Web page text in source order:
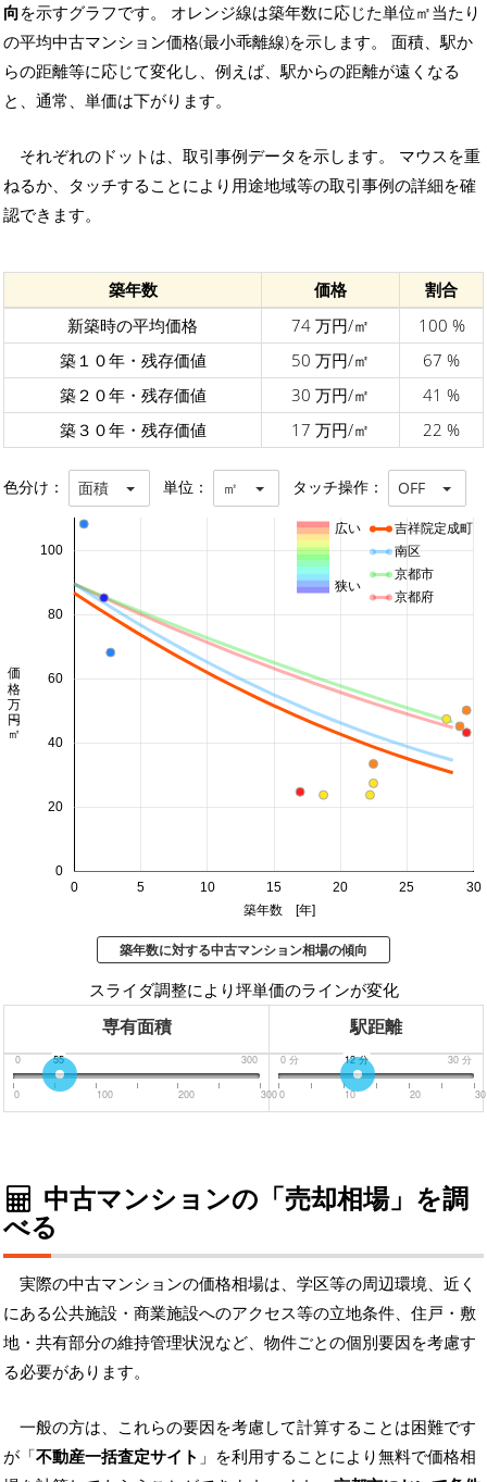
向を示すグラフです。 オレンジ線は築年数に応じた単位㎡当たり
の平均中古マンション価格(最小乖離線)を示します。 面積、駅か
らの距離等に応じて変化し、例えば、駅からの距離が遠くなる
と、通常、単価は下がります。
それぞれのドットは、取引事例データを示します。 マウスを重
ねるか、タッチすることにより用途地域等の取引事例の詳細を確
認できます。
築年数 価格
割合
新築時の平均価格
74 万円/㎡
100 %
築１０年・残存価値
50 万円/㎡
67 %
築２０年・残存価値
30 万円/㎡
41 %
築３０年・残存価値
17 万円/㎡ 22 %
色分け： 面積 単位： ㎡ タッチ操作： OFF
0 5 10 15 20 25 30
0
20
40
60
80
100
築年数 [年]
価格 万円/㎡
吉祥院定成町
南区
京都市
京都府
広い
狭い
築年数に対する中古マンション相場の傾向
スライダ調整により坪単価のラインが変化
専有面積 駅距離
0 300
55
0 100 200 300
0 分 30 分
12分
0 10 20 30
中古マンションの「売却相場」を調
べる
実際の中古マンションの価格相場は、学区等の周辺環境、近く
にある公共施設・商業施設へのアクセス等の立地条件、住戸・敷
地・共有部分の維持管理状況など、物件ごとの個別要因を考慮す
る必要があります。
一般の方は、これらの要因を考慮して計算することは困難です
が「不動産一括査定サイト 」を利用することにより無料で価格相